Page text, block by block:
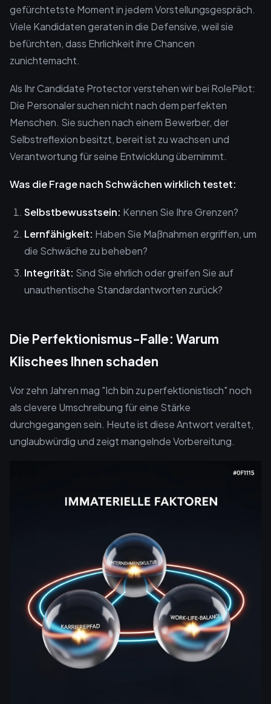
gefürchtetste Moment in jedem Vorstellungsgespräch.
Viele Kandidaten geraten in die Defensive, weil sie
befürchten, dass Ehrlichkeit ihre Chancen
zunichtemacht.
Als Ihr Candidate Protector verstehen wir bei RolePilot:
Die Personaler suchen nicht nach dem perfekten
Menschen. Sie suchen nach einem Bewerber, der
Selbstreflexion besitzt, bereit ist zu wachsen und
Verantwortung für seine Entwicklung übernimmt.
Was die Frage nach Schwächen wirklich testet:
Selbstbewusstsein: Kennen Sie Ihre Grenzen?
Lernfähigkeit: Haben Sie Maßnahmen ergriffen, um
die Schwäche zu beheben?
Integrität: Sind Sie ehrlich oder greifen Sie auf
unauthentische Standardantworten zurück?
Die Perfektionismus-Falle: Warum
Klischees Ihnen schaden
Vor zehn Jahren mag "Ich bin zu perfektionistisch" noch
als clevere Umschreibung für eine Stärke
durchgegangen sein. Heute ist diese Antwort veraltet,
unglaubwürdig und zeigt mangelnde Vorbereitung.